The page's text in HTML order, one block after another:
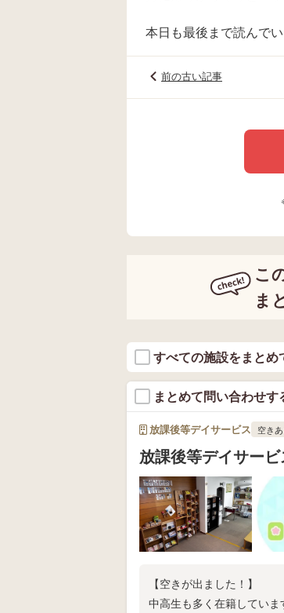
本日も最後まで読んで
前の古い記事
こ
ま
すべての施設をまとめ
まとめて問い合わせす
放課後等デイサービス 空き
放課後等デイサー
【空きが出ました！】
中高生も多く在籍していま